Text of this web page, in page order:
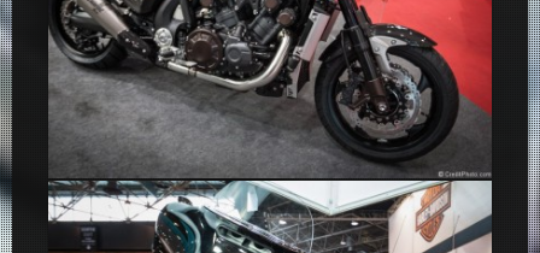
Yamaha VMAX 1700 Carbone